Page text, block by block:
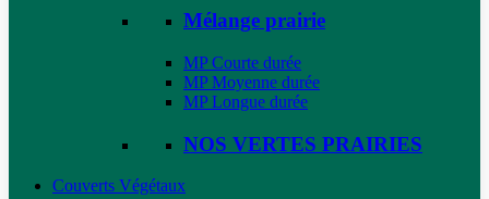
Mélange prairie
MP Courte durée
MP Moyenne durée
MP Longue durée
NOS VERTES PRAIRIES
Couverts Végétaux